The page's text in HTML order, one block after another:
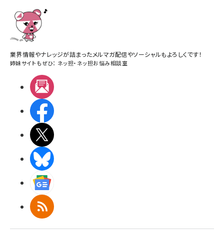
業界情報やナレッジが詰まったメルマガ配信やソーシャルもよろしくです！
姉妹サイトもぜひ： ネッ担・ ネッ担お悩み相談室
RSS